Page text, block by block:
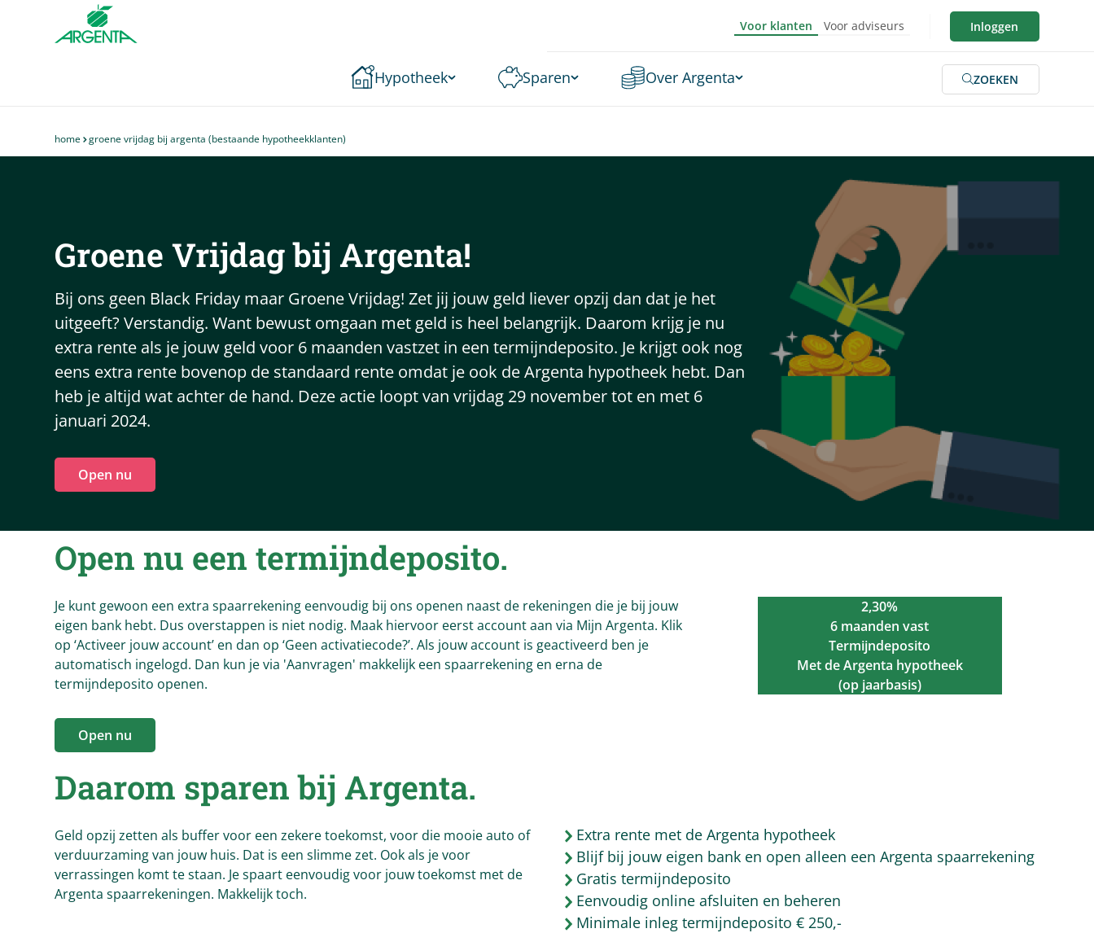
Ga naar de
hoofdinhoud
Voor klanten Voor adviseurs Inloggen
Hypotheek Sparen Over Argenta ZOEKEN
Je
home groene vrijdag bij argenta (bestaande hypotheekklanten)
Groene Vrijdag bij Argenta!
Bij ons geen Black Friday maar Groene Vrijdag! Zet jij jouw geld liever opzij dan dat je het
uitgeeft? Verstandig. Want bewust omgaan met geld is heel belangrijk. Daarom krijg je nu
extra rente als je jouw geld voor 6 maanden vastzet in een termijndeposito. Je krijgt ook nog
eens extra rente bovenop de standaard rente omdat je ook de Argenta hypotheek hebt. Dan
heb je altijd wat achter de hand. Deze actie loopt van vrijdag 29 november tot en met 6
januari 2024.
Open nu
Open nu een termijndeposito.
Je kunt gewoon een extra spaarrekening eenvoudig bij ons openen naast de rekeningen die je bij jouw
eigen bank hebt. Dus overstappen is niet nodig. Maak hiervoor eerst account aan via Mijn Argenta. Klik
op ‘Activeer jouw account’ en dan op ‘Geen activatiecode?’. Als jouw account is geactiveerd ben je
automatisch ingelogd. Dan kun je via 'Aanvragen' makkelijk een spaarrekening en erna de
termijndeposito openen.
2,30%
6 maanden vast
Termijndeposito
Met de Argenta hypotheek
(op jaarbasis)
Open nu
Daarom sparen bij Argenta.
Geld opzij zetten als buffer voor een zekere toekomst, voor die mooie auto of
verduurzaming van jouw huis. Dat is een slimme zet. Ook als je voor
verrassingen komt te staan. Je spaart eenvoudig voor jouw toekomst met de
Argenta spaarrekeningen. Makkelijk toch.
Extra rente met de Argenta hypotheek
Blijf bij jouw eigen bank en open alleen een Argenta spaarrekening
Gratis termijndeposito
Eenvoudig online afsluiten en beheren
Minimale inleg termijndeposito € 250,-